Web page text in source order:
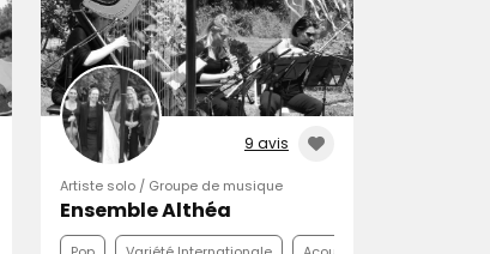
9 avis
Artiste solo / Groupe de musique
Ensemble Althéa